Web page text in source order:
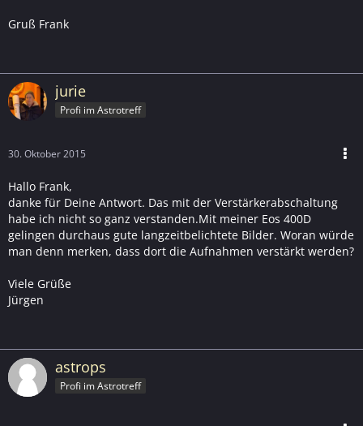
Gruß Frank
jurie
Profi im Astrotreff
30. Oktober 2015
Hallo Frank,
danke für Deine Antwort. Das mit der Verstärkerabschaltung
habe ich nicht so ganz verstanden.Mit meiner Eos 400D
gelingen durchaus gute langzeitbelichtete Bilder. Woran würde
man denn merken, dass dort die Aufnahmen verstärkt werden?
Viele Grüße
Jürgen
astrops
Profi im Astrotreff